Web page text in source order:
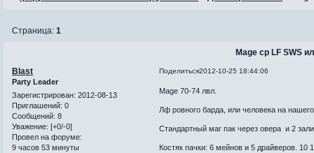
Mage cp LF SWS
Страница:1
Поделиться2012-10-25 18:44:06
Blast
Party Leader
Зарегистрирован: 2012-08-13
Приглашений: 0
Сообщений: 8
Уважение: [+0/-0]
Провел на форуме:
9 часов 53 минуты
Mage 70-74 лвл.
Лф ровного барда, или человека на
Стандартный маг пак через овера и 2
Костяк пачки: 6 мейнов и 5 драйверов.